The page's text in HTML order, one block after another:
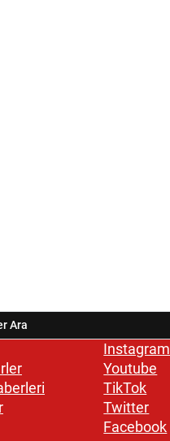
Instagram
Youtube
TikTok
Twitter
Facebook